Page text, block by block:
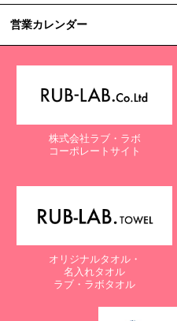
営業カレンダー
株式会社ラブ・ラボ
コーポレートサイト
オリジナルタオル・
名入れタオル
ラブ・ラボタオル